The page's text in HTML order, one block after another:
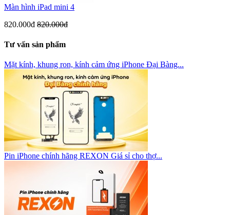
Màn hình iPad mini 4
820.000đ 820.000đ
Tư vấn sản phẩm
Mặt kính, khung ron, kính cảm ứng iPhone Đại Bàng...
Pin iPhone chính hãng REXON Giá sỉ cho thợ...